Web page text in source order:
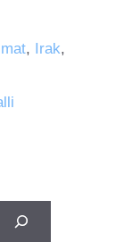
, Irak,